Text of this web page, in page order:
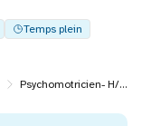
Temps plein
Psychomotricien- H/F à 50%